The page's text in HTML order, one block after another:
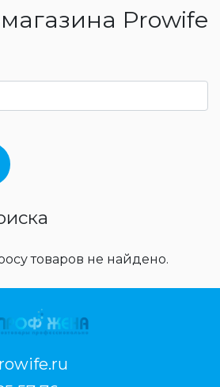
Prowife
товаров не найдено.